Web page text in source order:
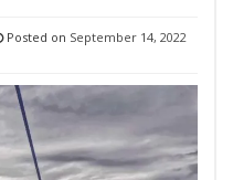
Posted on September 14, 2022